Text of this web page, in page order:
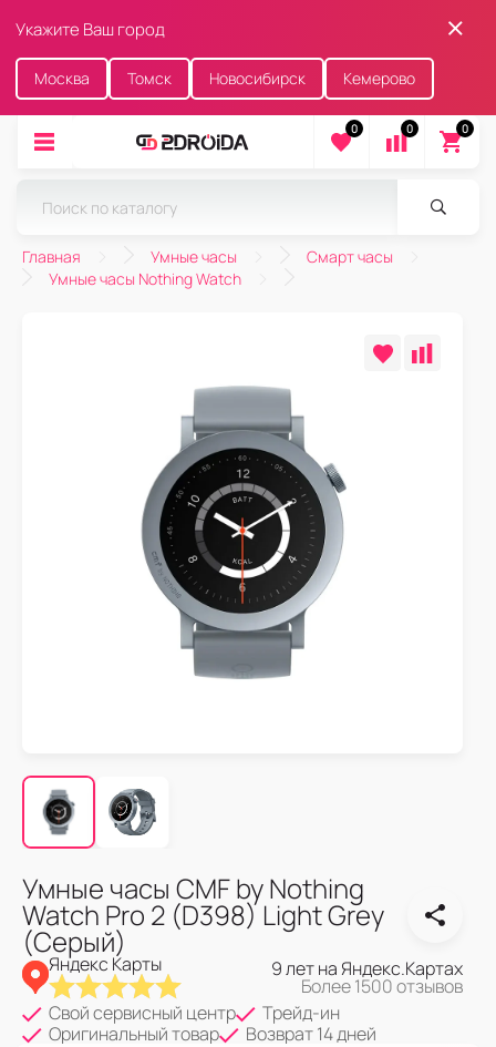
Укажите Ваш город
Москва Томск Новосибирск Кемерово
0 0 0
Главная Умные часы
Смарт часы
Умные часы Nothing Watch
Умные часы CMF by Nothing
Watch Pro 2 (D398) Light Grey
(Серый)
Яндекс Карты 9 лет на Яндекс.Картах
Более 1500 отзывов
Свой сервисный центр
Трейд-ин
Оригинальный товар
Возврат 14 дней